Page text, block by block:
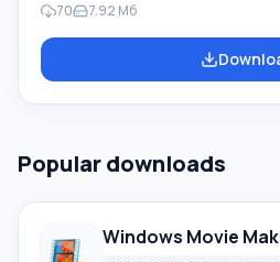
ydeevne og enestående
designet til uerfarne brugere,
opgave uden at dykke ned i
70 7.92 Мб
Popular downloads
Windows Movie